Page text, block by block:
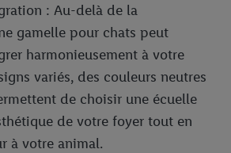
: Au-delà de la
gamelle pour chats peut
harmonieusement à votre
variés, des couleurs neutres
de choisir une écuelle
de votre foyer tout en
à votre animal.
de conservation des données et votre
consentement à tout moment avec effet
déclaration relative à la protection des
les impressions ici.